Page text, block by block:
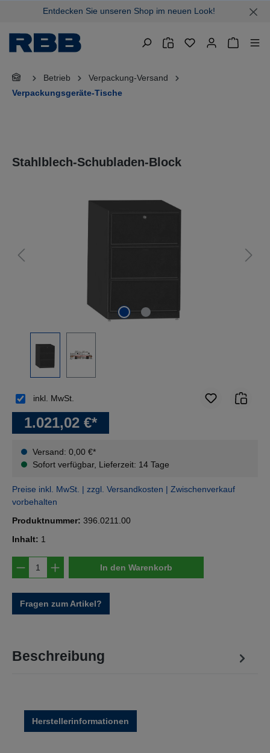
springenEntdecken Sie unseren Shop im neuen Look!
Betrieb
Verpackung-Versand
Verpackungsgeräte-Tische
Stahlblech-Schubladen-Block
1.021,02 €*
Versand: 0,00 €*
Sofort verfügbar, Lieferzeit: 14 Tage
inkl. MwSt.
Preise inkl. MwSt. | zzgl. Versandkosten | Zwischenverkauf
vorbehalten
Produktnummer: 396.0211.00
Inhalt: 1
Produkt Anzahl: Gib den gewünschten
In den Warenkorb
Fragen zum Artikel?
Beschreibung
Herstellerinformationen